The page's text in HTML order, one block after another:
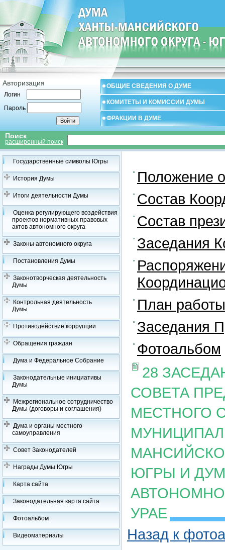
Авторизация
Логин
Пароль
ОБЩИЕ СВЕДЕНИЯ О ДУМЕ
КОМИТЕТЫ И КОМИССИИ ДУМЫ
ФРАКЦИИ В ДУМЕ
Поиск
расширенный поиск
Государственные символы Югры
История Думы
Итоги деятельности Думы
Оценка регулирующего воздействия
проектов нормативных правовых
актов автономного округа
Законы автономного округа
Постановления Думы
Законотворческая деятельность
Думы
Контрольная деятельность
Думы
Противодействие коррупции
Обращения граждан
Дума и Федеральное Собрание
Законодательные инициативы
Думы
Межрегиональное сотрудничество
Думы (договоры и соглашения)
Дума и органы местного
самоуправления
Совет Законодателей
Награды Думы Югры
Карта сайта
Законодательная карта сайта
Фотоальбом
Видеоматериалы
Положение
Состав
Состав
Заседания
План
Заседания
Фотоальбом
28
СОВЕТА
МЕСТНОГО
ЮГРЫ И
УРАЕ
Назад к